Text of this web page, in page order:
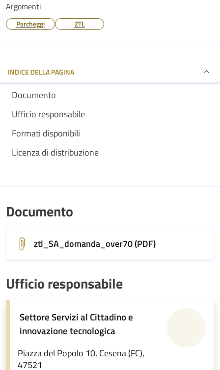
Argomenti
Parcheggi ZTL
INDICE DELLA PAGINA
Documento
Ufficio responsabile
Formati disponibili
Licenza di distribuzione
Documento
ztl_SA_domanda_over70 (PDF)
Ufficio responsabile
Settore Servizi al Cittadino e
innovazione tecnologica
Piazza del Popolo 10, Cesena (FC),
47521